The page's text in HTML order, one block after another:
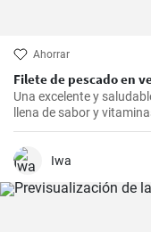
Ahorrar
Filete de pescado en
Una excelente y
llena de sabor y
cena saludable.
Iwa